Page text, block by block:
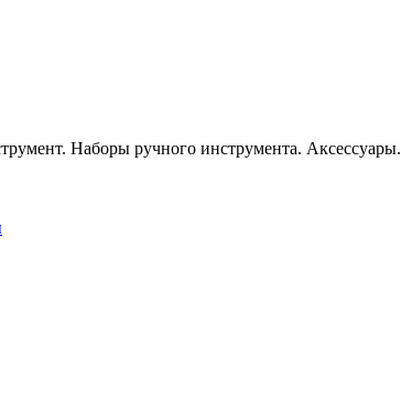
Наборы ручного инструмента. Аксессуары.